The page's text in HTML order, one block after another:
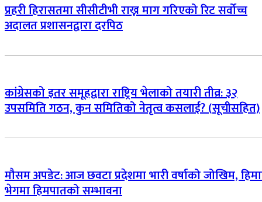
प्रहरी हिरासतमा सीसीटीभी राख्न माग गरिएको रिट सर्वोच्च
अदालत प्रशासनद्वारा दरपिठ
कांग्रेसको इतर समूहद्वारा राष्ट्रिय भेलाको तयारी तीव्र: ३२
उपसमिति गठन, कुन समितिको नेतृत्व कसलाई? (सूचीसहित)
मौसम अपडेट: आज छवटा प्रदेशमा भारी वर्षाको जोखिम,
भेगमा हिमपातको सम्भावना